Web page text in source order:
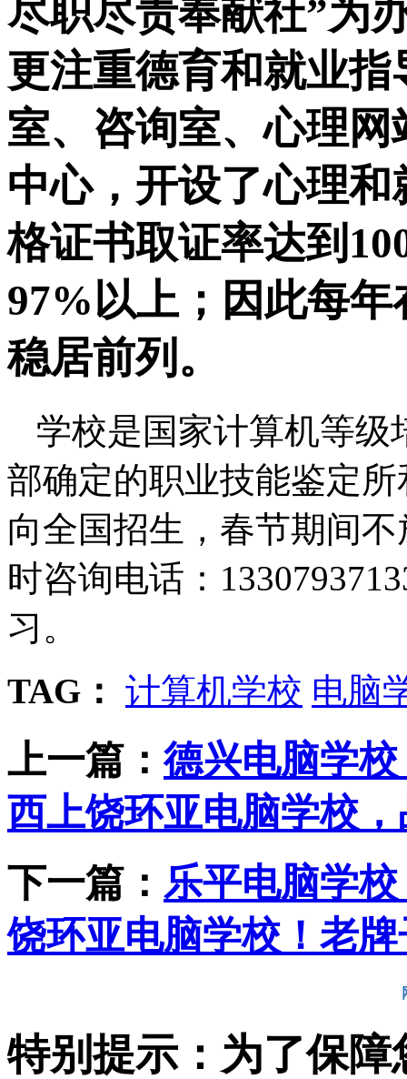
尽职尽责奉献社”为
更注重德育和就业
室、咨询室、心理
中心，开设了心理
格证书取证率达到
97%以上；因此每
稳居前列。
学校是国家计算机等级
部确定的职业技能鉴定
向全国招生，春节期间
时咨询电话：
习。
TAG： 计算机学校 电脑
上一篇：德兴电脑学
西上饶环亚电脑学校
下一篇： 乐平电脑学
饶环亚电脑学校！老
特别提示：为了保